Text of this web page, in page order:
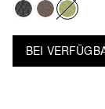
BEI